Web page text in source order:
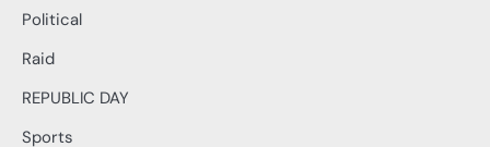
Political
Raid
REPUBLIC DAY
Sports